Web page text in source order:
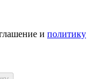
и политику